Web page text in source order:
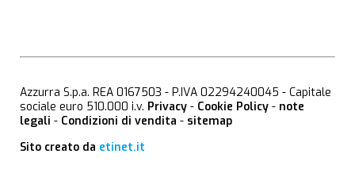
Azzurra S.p.a. REA 0167503 - P.IVA 02294240045 - Capitale
sociale euro 510.000 i.v. Privacy - Cookie Policy - note
legali - Condizioni di vendita - sitemap
Sito creato da etinet.it